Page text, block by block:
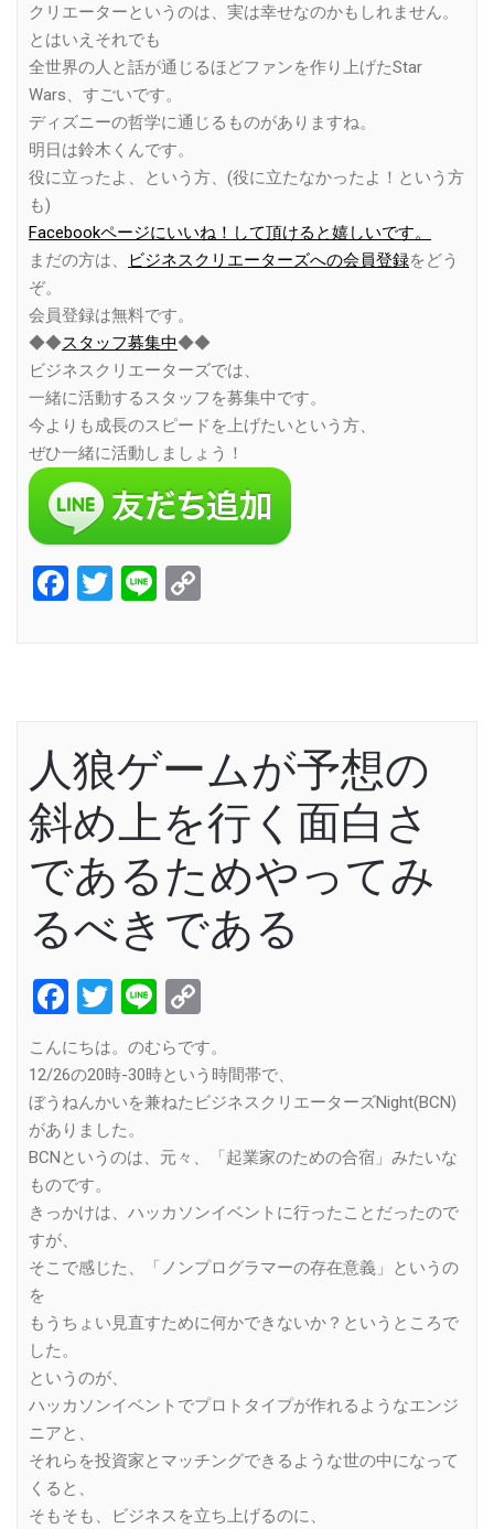
クリエーターというのは、実は幸せなのかもしれません。
とはいえそれでも
全世界の人と話が通じるほどファンを作り上げたStar
Wars、すごいです。
ディズニーの哲学に通じるものがありますね。
明日は鈴木くんです。
役に立ったよ、という方、(役に立たなかったよ！という方
も)
Facebookページにいいね！して頂けると嬉しいです。
まだの方は、
ビジネスクリエーターズへの会員登録をどう
ぞ。
会員登録は無料です。
◆◆スタッフ募集中◆◆
ビジネスクリエーターズでは、
一緒に活動するスタッフを募集中です。
今よりも成長のスピードを上げたいという方、
ぜひ一緒に活動しましょう！
Facebook
Twitter
Line
人狼ゲームが予想の
斜め上を行く面白さ
であるためやってみ
るべきである
Facebook
Twitter
Line
Link
こんにちは。のむらです。
12/26の20時-30時という時間帯で、
ぼうねんかいを兼ねたビジネスクリエーターズNight(BCN)
がありました。
BCNというのは、元々、「起業家のための合宿」みたいな
ものです。
きっかけは、ハッカソンイベントに行ったことだったので
すが、
そこで感じた、「ノンプログラマーの存在意義」というの
を
もうちょい見直すために何かできないか？というところで
した。
というのが、
ハッカソンイベントでプロトタイプが作れるようなエンジ
ニアと、
それらを投資家とマッチングできるような世の中になって
くると、
そもそも、ビジネスを立ち上げるのに、